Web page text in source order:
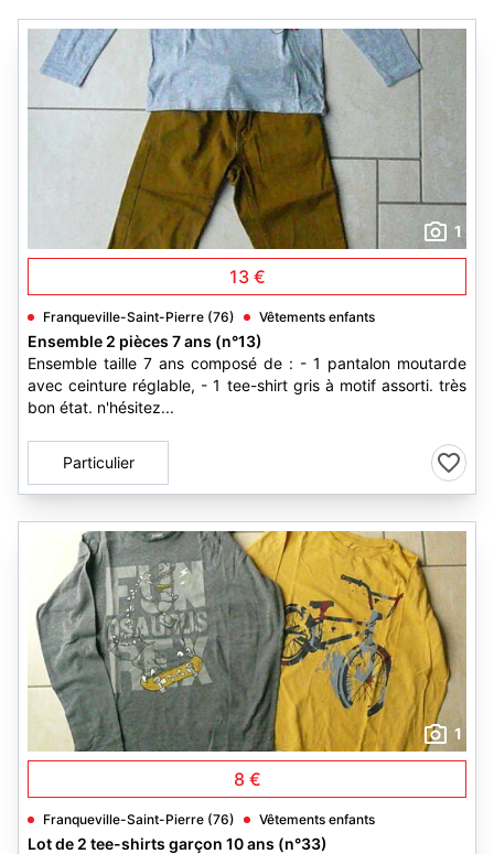
1
13 €
Franqueville-Saint-Pierre (76) Vêtements enfants
Ensemble 2 pièces 7 ans (n°13)
Ensemble taille 7 ans composé de : - 1 pantalon moutarde
avec ceinture réglable, - 1 tee-shirt gris à motif assorti. très
bon état. n'hésitez...
Particulier
1
8 €
Franqueville-Saint-Pierre (76) Vêtements enfants
Lot de 2 tee-shirts garçon 10 ans (n°33)